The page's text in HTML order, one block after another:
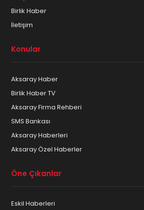
Birlik Haber
İletişim
Konular
Aksaray Haber
Birlik Haber TV
Aksaray Firma Rehberi
SMS Bankası
Aksaray Haberleri
Aksaray Özel Haberler
Öne Çıkanlar
Eskil Haberleri